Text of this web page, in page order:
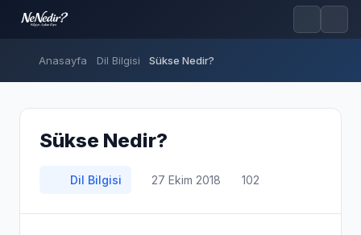
Anasayfa Dil Bilgisi Sükse Nedir?
Sükse Nedir?
Dil Bilgisi 27 Ekim 2018 102